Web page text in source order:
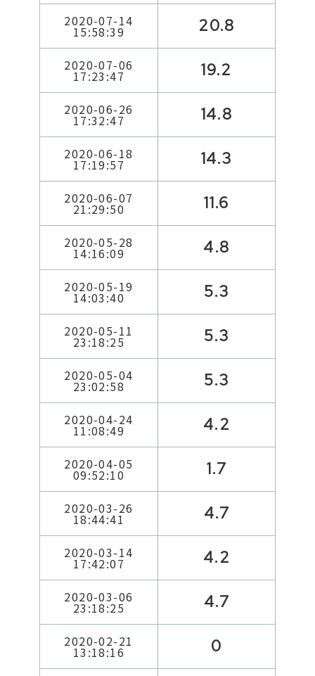
2020-07-14
15:58:39 20.8
2020-07-06
17:23:47 19.2
2020-06-26
17:32:47 14.8
2020-06-18
17:19:57 14.3
2020-06-07
21:29:50 11.6
2020-05-28
14:16:09 4.8
2020-05-19
14:03:40 5.3
2020-05-11
23:18:25 5.3
2020-05-04
23:02:58 5.3
2020-04-24
11:08:49 4.2
2020-04-05
09:52:10 1.7
2020-03-26
18:44:41 4.7
2020-03-14
17:42:07 4.2
2020-03-06
23:18:25 4.7
2020-02-21
13:18:16 0